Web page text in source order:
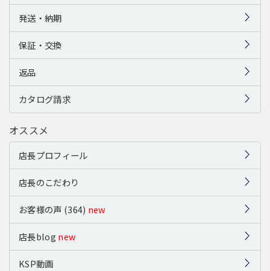
発送・納期
保証・交換
返品
カタログ請求
オススメ
店長プロフィール
店長のこだわり
お客様の声 (364) new
店長blog new
KSP動画